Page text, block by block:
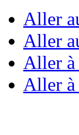
Aller
Aller
Aller à
Aller à